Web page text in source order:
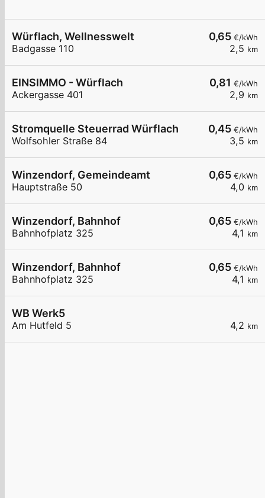
0,65 €/kWh
2,5 km
Würflach, Wellnesswelt
Badgasse 110
0,81 €/kWh
2,9 km
EINSIMMO - Würflach
Ackergasse 401
0,45 €/kWh
3,5 km
Stromquelle Steuerrad Würflach
Wolfsohler Straße 84
0,65 €/kWh
4,0 km
Winzendorf, Gemeindeamt
Hauptstraße 50
0,65 €/kWh
4,1 km
Winzendorf, Bahnhof
Bahnhofplatz 325
0,65 €/kWh
4,1 km
Winzendorf, Bahnhof
Bahnhofplatz 325
4,2 km
WB Werk5
Am Hutfeld 5